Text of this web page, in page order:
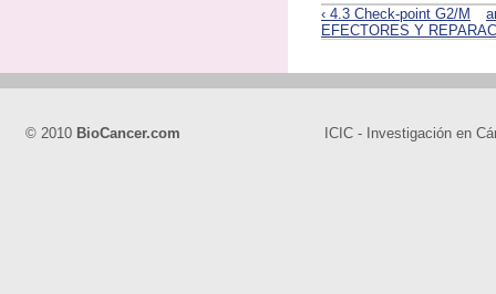
‹ 4.3 Check-point G2/M
EFECTORES Y
© 2010 BioCancer.com ICIC - Investigación en